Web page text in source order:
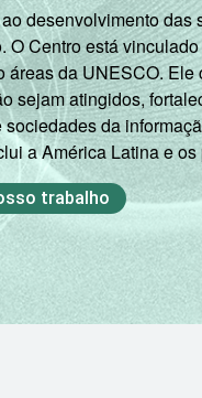
desenvolvimento das
O Centro está
áreas da UNESCO.
sejam atingidos,
sociedades da
a América Latina e
trabalho